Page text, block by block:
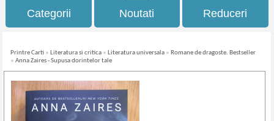
Categorii Noutati Reduceri
Printre Carti » Literatura si critica » Literatura universala » Romane de dragoste. Bestseller
»Anna Zaires - Supusa dorintelor tale